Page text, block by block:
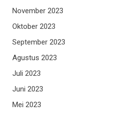
November 2023
Oktober 2023
September 2023
Agustus 2023
Juli 2023
Juni 2023
Mei 2023